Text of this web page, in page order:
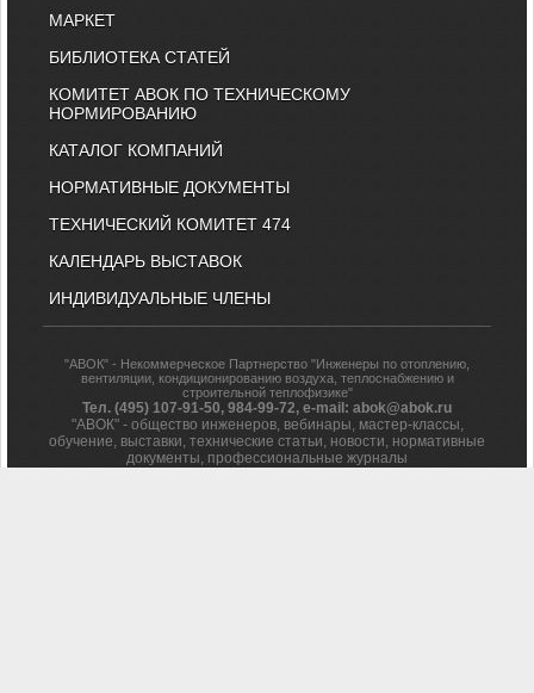
МАРКЕТ
БИБЛИОТЕКА СТАТЕЙ
КОМИТЕТ АВОК ПО ТЕХНИЧЕСКОМУ
НОРМИРОВАНИЮ
КАТАЛОГ КОМПАНИЙ
НОРМАТИВНЫЕ ДОКУМЕНТЫ
ТЕХНИЧЕСКИЙ КОМИТЕТ 474
КАЛЕНДАРЬ ВЫСТАВОК
ИНДИВИДУАЛЬНЫЕ ЧЛЕНЫ
"АВОК" - Некоммерческое Партнерство "Инженеры по отоплению,
вентиляции, кондиционированию воздуха, теплоснабжению и
строительной теплофизике"
Тел. (495) 107-91-50, 984-99-72, e-mail: abok@abok.ru
"АВОК" - общество инженеров, вебинары, мастер-классы,
обучение, выставки, технические статьи, новости, нормативные
документы, профессиональные журналы